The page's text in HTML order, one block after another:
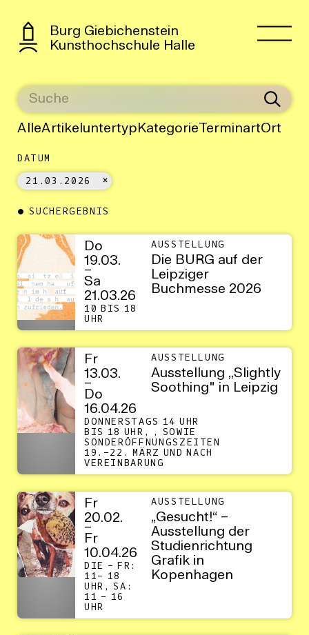
Burg Giebichenstein
Kunsthochschule Halle
AlleArtikeluntertyp KategorieTerminartOrt
DATUM
21.03.2026
SUCHERGEBNIS
Do
19.03.
–
Sa
21.03.26
10 BIS 18
UHR
AUSSTELLUNG
Die BURG auf der
Leipziger
Buchmesse 2026
Fr
13.03.
–
Do
16.04.26
DONNERSTAGS 14 UHR
BIS 18 UHR, , SOWIE
SONDERÖFFNUNGSZEITEN
19.–22. MÄRZ UND NACH
VEREINBARUNG
AUSSTELLUNG
Ausstellung ,,Slightly
Soothing" in Leipzig
Fr
20.02.
–
Fr
10.04.26
DIE – FR:
11– 18
UHR, SA:
11 – 16
UHR
AUSSTELLUNG
„Gesucht!“ –
Ausstellung der
Studienrichtung
Grafik in
Kopenhagen